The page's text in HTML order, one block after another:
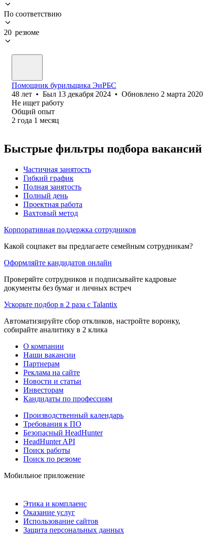
По соответствию
20 резюме
Помощник бурильщика ЭиРБС
48 лет • Был 13 декабря 2024 • Обновлено 2 марта 2020
Не ищет работу
Общий опыт
2 года 1 месяц
Быстрые фильтры подбора вакансий
Частичная занятость
Гибкий график
Полная занятость
Полный день
Проектная работа
Вахтовый метод
Корпоративная поддержка сотрудников
Какой соцпакет вы предлагаете семейным сотрудникам?
Оформляйте кандидатов онлайн
Проверяйте сотрудников и подписывайте кадровые
документы без бумаг и личных встреч
Ускорьте подбор в 2 раза с Talantix
Автоматизируйте сбор откликов, настройте воронку,
собирайте аналитику в 2 клика
О компании
Наши вакансии
Партнерам
Реклама на сайте
Новости и статьи
Инвесторам
Кандидаты по профессиям
Производственный календарь
Требования к ПО
Безопасный HeadHunter
HeadHunter API
Поиск работы
Поиск по резюме
Мобильное приложение
Этика и комплаенс
Оказание услуг
Использование сайтов
Защита персональных данных